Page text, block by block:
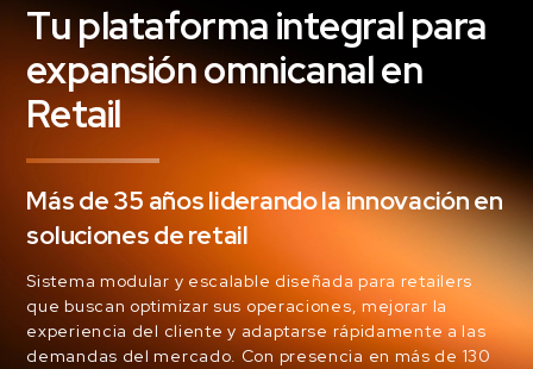
Tu plataforma integral para
expansión omnicanal en
Retail
Más de 35 años liderando la innovación en
soluciones de retail
Sistema modular y escalable diseñada para retailers
que buscan optimizar sus operaciones, mejorar la
experiencia del cliente y adaptarse rápidamente a las
demandas del mercado. Con presencia en más de 130